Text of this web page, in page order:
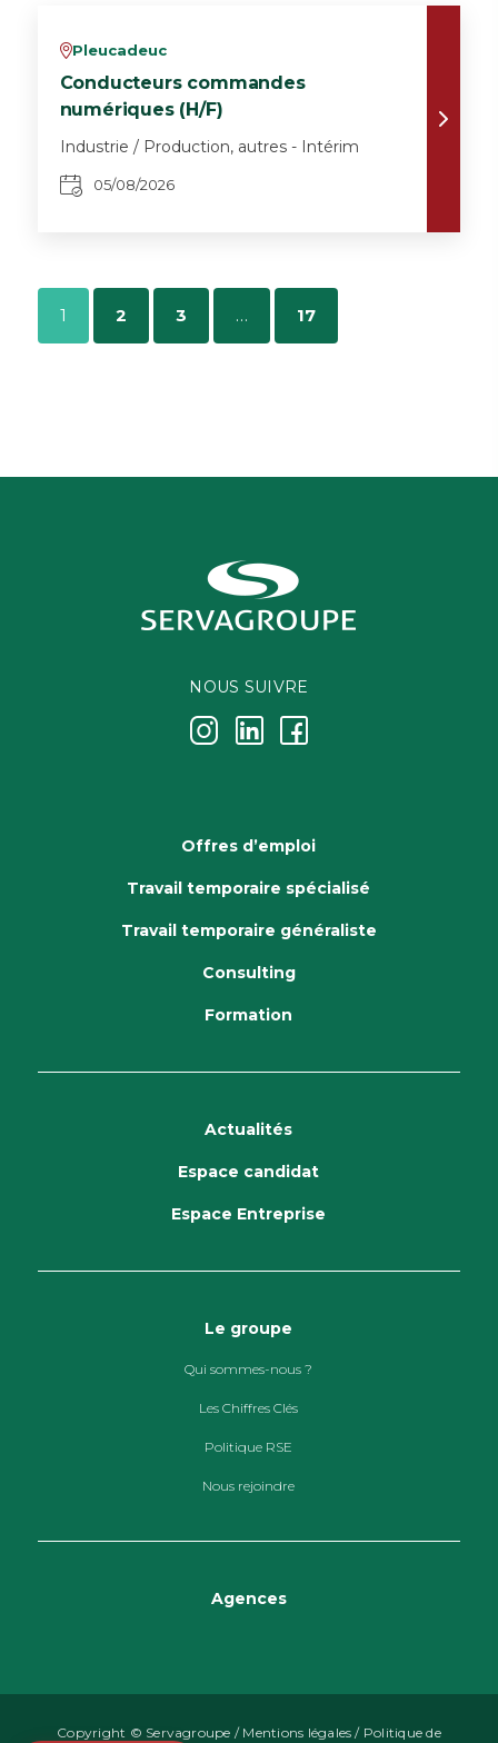
vPleucadeuc
Conducteurs commandes
numériques (H/F)
Industrie / Production, autres - Intérim
05/08/2026
1 2 3 … 17
NOUS SUIVRE
j k i
Offres d’emploi
Travail temporaire spécialisé
Travail temporaire généraliste
Consulting
Formation
Actualités
Espace candidat
Espace Entreprise
Le groupe
Qui sommes-nous ?
Les Chiffres Clés
Politique RSE
Nous rejoindre
Agences
Copyright © Servagroupe / Mentions légales / Politique de